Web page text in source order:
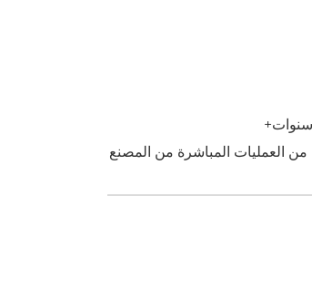
سنوات+
العمليات المباشرة من المصنع